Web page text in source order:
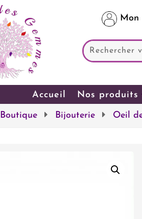
Mon
Accueil Nos produits
Boutique Bijouterie Oeil